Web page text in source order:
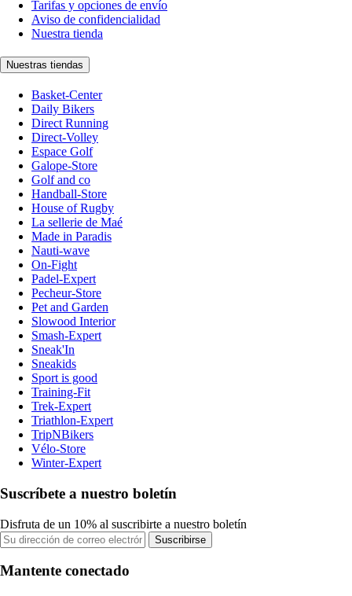
Tarifas y opciones de envío
Aviso de confidencialidad
Nuestra tienda
Nuestras tiendas
Basket-Center
Daily Bikers
Direct Running
Direct-Volley
Espace Golf
Galope-Store
Golf and co
Handball-Store
House of Rugby
La sellerie de Maé
Made in Paradis
Nauti-wave
On-Fight
Padel-Expert
Pecheur-Store
Pet and Garden
Slowood Interior
Smash-Expert
Sneak'In
Sneakids
Sport is good
Training-Fit
Trek-Expert
Triathlon-Expert
TripNBikers
Vélo-Store
Winter-Expert
Suscríbete a nuestro boletín
Disfruta de un 10% al suscribirte a nuestro boletín
Suscribirse
Mantente conectado